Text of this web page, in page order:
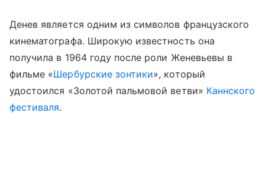
Денев является одним из символов французского
кинематографа. Широкую известность она
получила в 1964 году после роли Женевьевы в
фильме «Шербурские зонтики», который
удостоился «Золотой пальмовой ветви» Каннского
фестиваля.